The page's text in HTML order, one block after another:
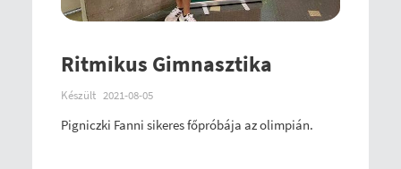
Ritmikus Gimnasztika
Készült 2021-08-05
Pigniczki Fanni sikeres főpróbája az olimpián.